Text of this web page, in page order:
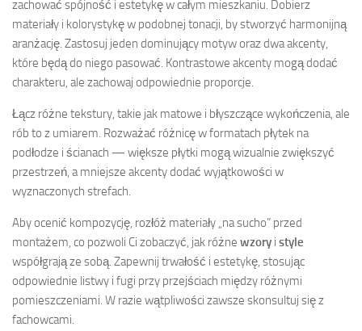
zachować spójność i estetykę w całym mieszkaniu. Dobierz
materiały i kolorystykę w podobnej tonacji, by stworzyć harmonijną
aranżację. Zastosuj jeden dominujący motyw oraz dwa akcenty,
które będą do niego pasować. Kontrastowe akcenty mogą dodać
charakteru, ale zachowaj odpowiednie proporcje.
Łącz różne tekstury, takie jak matowe i błyszczące wykończenia, ale
rób to z umiarem. Rozważać różnicę w formatach płytek na
podłodze i ścianach — większe płytki mogą wizualnie zwiększyć
przestrzeń, a mniejsze akcenty dodać wyjątkowości w
wyznaczonych strefach.
Aby ocenić kompozycję, rozłóż materiały „na sucho” przed
montażem, co pozwoli Ci zobaczyć, jak różne wzory i style
współgrają ze sobą. Zapewnij trwałość i estetykę, stosując
odpowiednie listwy i fugi przy przejściach między różnymi
pomieszczeniami. W razie wątpliwości zawsze skonsultuj się z
fachowcami.